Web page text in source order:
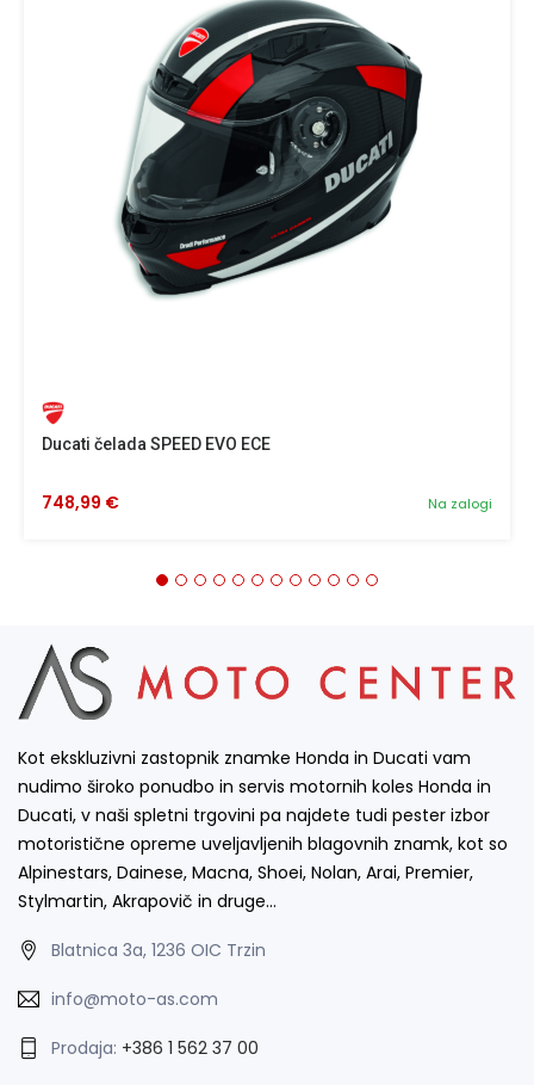
Ducati čelada SPEED EVO ECE
Na zalogi
748,99 €
Kot ekskluzivni zastopnik znamke Honda in Ducati vam
nudimo široko ponudbo in servis motornih koles Honda in
Ducati, v naši spletni trgovini pa najdete tudi pester izbor
motoristične opreme uveljavljenih blagovnih znamk, kot so
Alpinestars, Dainese, Macna, Shoei, Nolan, Arai, Premier,
Stylmartin, Akrapovič in druge…
Blatnica 3a, 1236 OIC Trzin
info@moto-as.com
Prodaja: +386 1 562 37 00